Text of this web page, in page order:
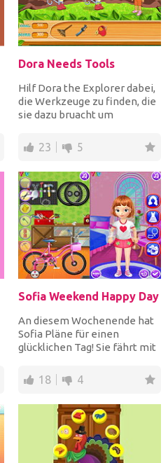
Dora Needs Tools
Hilf Dora the Explorer dabei,
die Werkzeuge zu finden, die
sie dazu bruacht um
23 5
Sofia Weekend Happy Day
An diesem Wochenende hat
Sofia Pläne für einen
glücklichen Tag! Sie fährt mit
18 4